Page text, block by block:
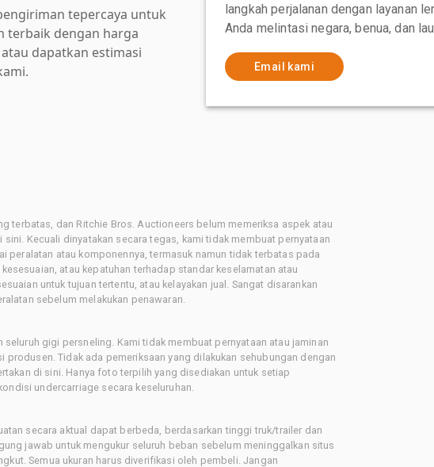
tepercaya untuk
terbaik dengan harga
dapatkan estimasi
langkah perjalanan dengan layanan
Anda melintasi negara, benua, dan
Email kami
terbatas, dan Ritchie Bros. Auctioneers belum memeriksa aspek atau
Kecuali dinyatakan secara tegas, kami tidak membuat pernyataan
peralatan atau komponennya, termasuk namun tidak terbatas pada
atau kepatuhan terhadap standar keselamatan atau
untuk tujuan tertentu, atau kelayakan jual. Sangat disarankan
sebelum melakukan penawaran.
gigi persneling. Kami tidak membuat pernyataan atau jaminan
Tidak ada pemeriksaan yang dilakukan sehubungan dengan
di sini. Hanya foto terpilih yang disediakan untuk setiap
undercarriage secara keseluruhan.
secara aktual dapat berbeda, berdasarkan tinggi truk/trailer dan
jawab untuk mengukur seluruh beban sebelum meninggalkan situs
Semua ukuran harus diverifikasi oleh pembeli. Jangan